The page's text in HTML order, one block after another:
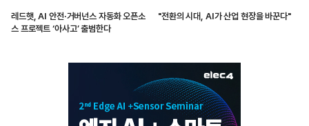
레드햇, AI 안전·거버넌스 자동화 오픈소
스 프로젝트 ‘아사고’ 출범한다
"전환의 시대, AI가 산업 현장을 바꾼다"